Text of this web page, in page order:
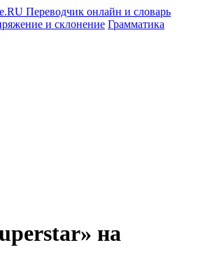
и склонение Грамматика
на